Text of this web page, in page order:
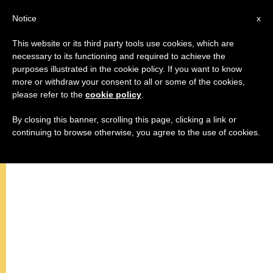
البابا فرنسيس يشكر الذين شاركوا
في سهرة الصلاة من أجل سوريا
x
Notice
This website or its third party tools use cookies, which are
necessary to its functioning and required to achieve the
purposes illustrated in the cookie policy. If you want to know
more or withdraw your consent to all or some of the cookies,
please refer to the cookie policy
By closing this banner, scrolling this page, clicking a link or
continuing to browse otherwise, you agree to the use of cookies.